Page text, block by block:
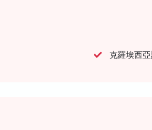
克羅埃西